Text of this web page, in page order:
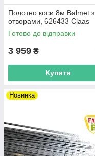
Полотно коси 8м Balmet з
отворами, 626433 Claas
Готово до відправки
3 959 ₴
Купити
Новинка